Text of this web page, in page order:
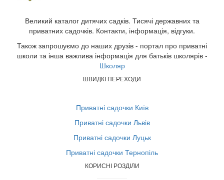
Великий каталог дитячих садків. Тисячі державних та
приватних садочків. Контакти, інформація, відгуки.
Також запрошуємо до наших друзів - портал про приватні
школи та інша важлива інформація для батьків школярів -
Школяр
ШВИДКІ ПЕРЕХОДИ
Приватні садочки Київ
Приватні садочки Львів
Приватні садочки Луцьк
Приватні садочки Тернопіль
КОРИСНІ РОЗДІЛИ